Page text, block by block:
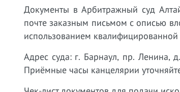
Документы в Арбитражный суд
почте заказным письмом с описью
использованием квалифицированной
Адрес суда: г. Барнаул, пр. Ленина,
Приёмные часы канцелярии